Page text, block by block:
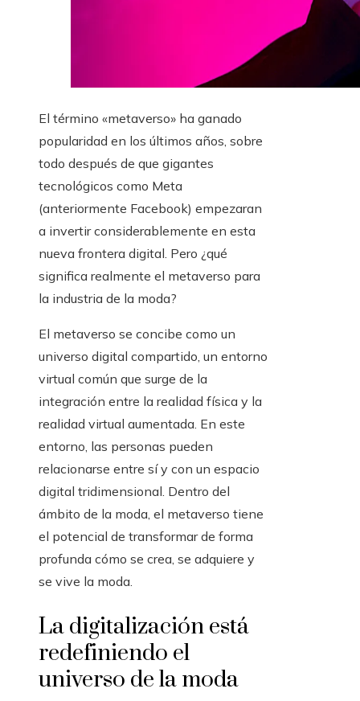
El término «metaverso» ha ganado
popularidad en los últimos años, sobre
todo después de que gigantes
tecnológicos como Meta
(anteriormente Facebook) empezaran
a invertir considerablemente en esta
nueva frontera digital. Pero ¿qué
significa realmente el metaverso para
la industria de la moda?
El metaverso se concibe como un
universo digital compartido, un entorno
virtual común que surge de la
integración entre la realidad física y la
realidad virtual aumentada. En este
entorno, las personas pueden
relacionarse entre sí y con un espacio
digital tridimensional. Dentro del
ámbito de la moda, el metaverso tiene
el potencial de transformar de forma
profunda cómo se crea, se adquiere y
se vive la moda.
La digitalización está
redefiniendo el
universo de la moda